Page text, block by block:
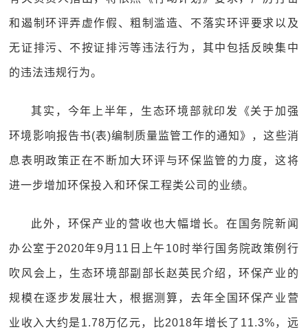
和遏制环评弄虚作假、粗制滥造、不落实环评要求以及
无证排污、不按证排污等违法行为，其中包括反映集中
的违法违规行为。
其实，今年上半年，生态环境部就印发《关于加强
环境影响报告书(表)编制质量监管工作的通知》，这些消
息表明政策正在不断加大环评与环保监管的力度，这将
进一步增加环保投入和环保工程类公司的业绩。
此外，环保产业的营收也大幅增长。在国务院新闻
办公室于2020年9月11日上午10时举行国务院政策例行
吹风会上，生态环境部副部长赵英民介绍，环保产业的
规模在逐步发展壮大，根据测算，去年全国环保产业营
业收入大约是1.78万亿元，比2018年增长了11.3%，远